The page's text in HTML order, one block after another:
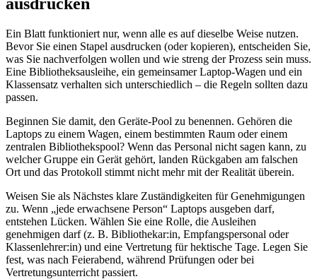
Ein Blatt funktioniert nur, wenn alle es auf dieselbe Weise nutzen.
Bevor Sie einen Stapel ausdrucken (oder kopieren), entscheiden Sie,
was Sie nachverfolgen wollen und wie streng der Prozess sein muss.
Eine Bibliotheksausleihe, ein gemeinsamer Laptop-Wagen und ein
Klassensatz verhalten sich unterschiedlich – die Regeln sollten dazu
passen.
Beginnen Sie damit, den Geräte-Pool zu benennen. Gehören die
Laptops zu einem Wagen, einem bestimmten Raum oder einem
zentralen Bibliothekspool? Wenn das Personal nicht sagen kann, zu
welcher Gruppe ein Gerät gehört, landen Rückgaben am falschen
Ort und das Protokoll stimmt nicht mehr mit der Realität überein.
Weisen Sie als Nächstes klare Zuständigkeiten für Genehmigungen
zu. Wenn „jede erwachsene Person“ Laptops ausgeben darf,
entstehen Lücken. Wählen Sie eine Rolle, die Ausleihen
genehmigen darf (z. B. Bibliothekar:in, Empfangspersonal oder
Klassenlehrer:in) und eine Vertretung für hektische Tage. Legen Sie
fest, was nach Feierabend, während Prüfungen oder bei
Vertretungsunterricht passiert.